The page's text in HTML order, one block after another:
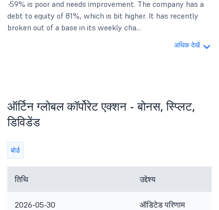
-59% is poor and needs improvement. The company has a
debt to equity of 81%, which is bit higher. It has recently
broken out of a base in its weekly cha...
अधिक देखें
ऑर्टिन ग्लोबल कॉर्पोरेट एक्शन - बोनस, स्प्लिट,
डिविडेंड
बोर्ड
तिथि उद्देश्य
2026-05-30 ऑडिटेड परिणाम